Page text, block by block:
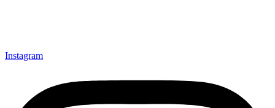
Instagram